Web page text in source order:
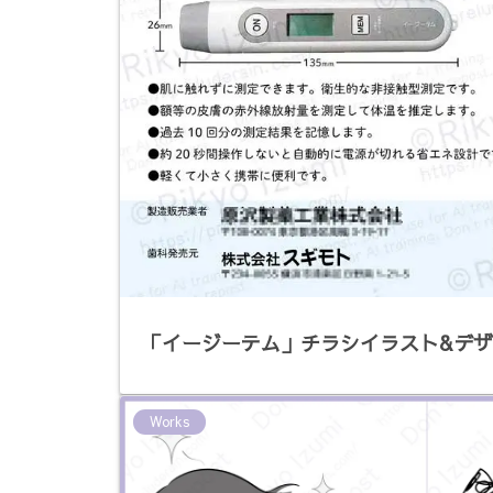
「イージーテム」チラシイラスト&デ
Works